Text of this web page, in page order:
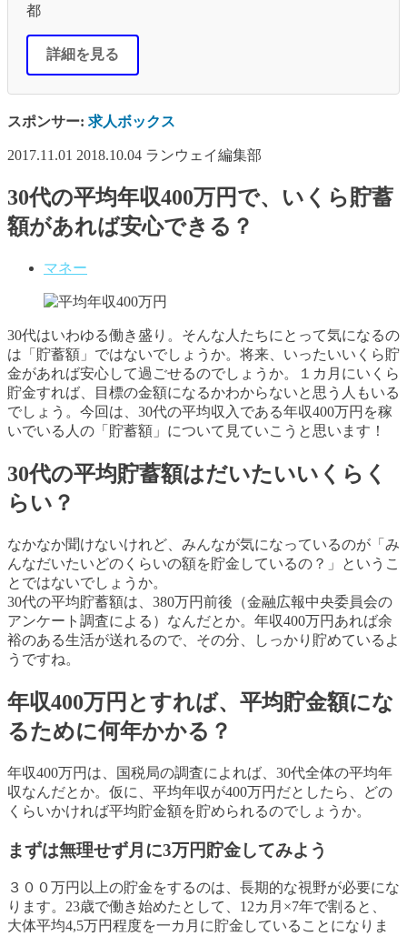
都
詳細を見る
スポンサー: 求人ボックス
2017.11.01 2018.10.04 ランウェイ編集部
30代の平均年収400万円で、いくら貯蓄
額があれば安心できる？
マネー
30代はいわゆる働き盛り。そんな人たちにとって気になるの
は「貯蓄額」ではないでしょうか。将来、いったいいくら貯
金があれば安心して過ごせるのでしょうか。１カ月にいくら
貯金すれば、目標の金額になるかわからないと思う人もいる
でしょう。今回は、30代の平均収入である年収400万円を稼
いでいる人の「貯蓄額」について見ていこうと思います！
30代の平均貯蓄額はだいたいいくらく
らい？
なかなか聞けないけれど、みんなが気になっているのが「み
んなだいたいどのくらいの額を貯金しているの？」というこ
とではないでしょうか。
30代の平均貯蓄額は、380万円前後（金融広報中央委員会の
アンケート調査による）なんだとか。年収400万円あれば余
裕のある生活が送れるので、その分、しっかり貯めているよ
うですね。
年収400万円とすれば、平均貯金額にな
るために何年かかる？
年収400万円は、国税局の調査によれば、30代全体の平均年
収なんだとか。仮に、平均年収が400万円だとしたら、どの
くらいかければ平均貯金額を貯められるのでしょうか。
まずは無理せず月に3万円貯金してみよう
３００万円以上の貯金をするのは、長期的な視野が必要にな
ります。23歳で働き始めたとして、12カ月×7年で割ると、
大体平均4,5万円程度を一カ月に貯金していることになりま